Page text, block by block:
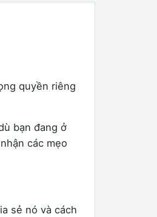
quyền riêng
bạn đang ở
các mẹo
sẻ nó và cách